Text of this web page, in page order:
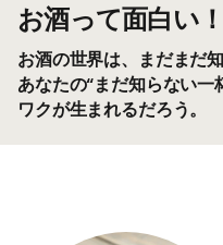
お酒って面白い！
お酒の世界は、まだまだ
あなたの“まだ知らない一
ワクが生まれるだろう。